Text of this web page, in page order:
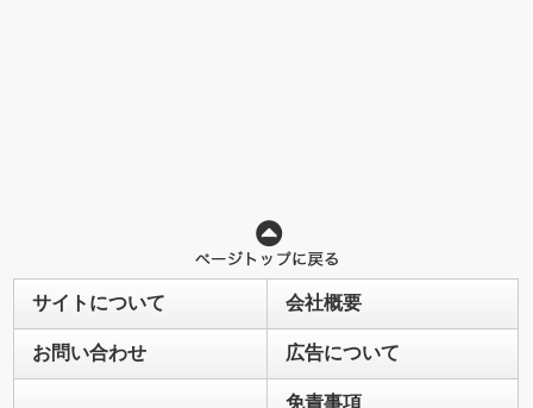
サイトについて 会社概要
お問い合わせ 広告について
免責事項